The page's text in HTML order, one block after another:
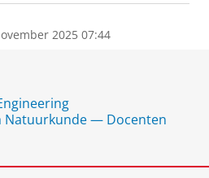
2025 07:44
Natuurkunde — Docenten